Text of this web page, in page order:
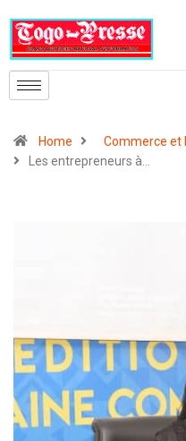
Home
Commerce et
Les entrepreneurs à…